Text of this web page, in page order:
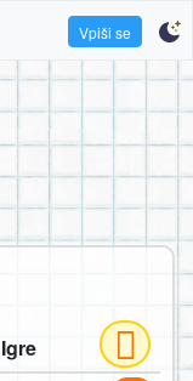
Vpiši se
Igre